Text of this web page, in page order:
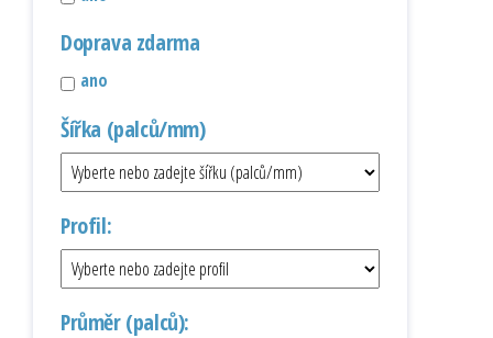
Doprava zdarma
ano
Šířka (palců/mm)
Profil:
Průměr (palců):